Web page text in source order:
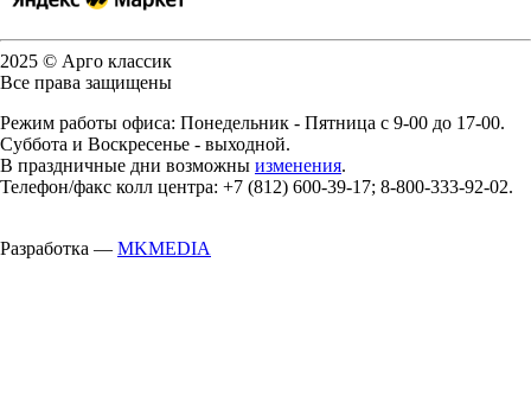
2025 © Арго классик
Все права защищены
Режим работы офиса: Понедельник - Пятница с 9-00 до 17-00.
Суббота и Воскресенье - выходной.
В праздничные дни возможны изменения.
Телефон/факс колл центра: +7 (812) 600-39-17; 8-800-333-92-02.
Разработка — MKMEDIA